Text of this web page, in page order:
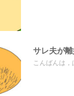
サレ夫が
こんばんは